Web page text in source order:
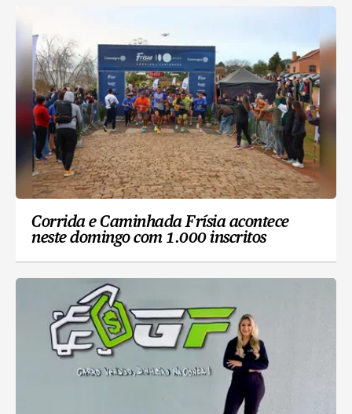
Corrida e Caminhada Frísia acontece
neste domingo com 1.000 inscritos